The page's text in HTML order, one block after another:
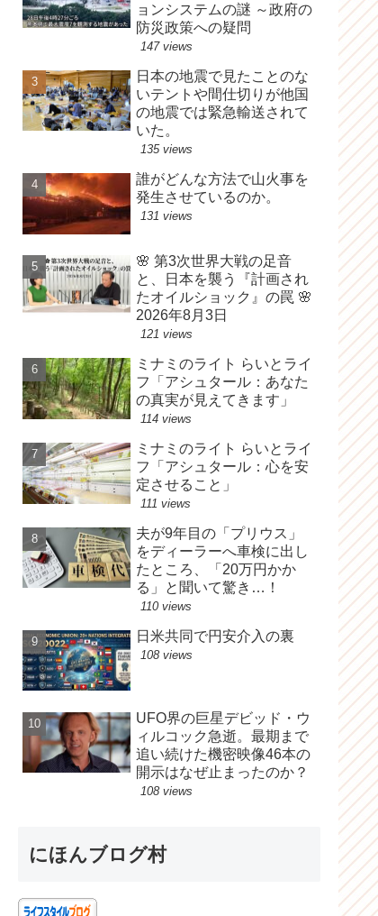
ョンシステムの謎 ～政府の
防災政策への疑問
147 views
日本の地震で見たことのな
いテントや間仕切りが他国
の地震では緊急輸送されて
いた。
135 views
誰がどんな方法で山火事を
発生させているのか。
131 views
🌸 第3次世界大戦の足音
と、日本を襲う『計画され
たオイルショック』の罠 🌸
2026年8月3日
121 views
ミナミのライト らいとライ
フ「アシュタール：あなた
の真実が見えてきます」
114 views
ミナミのライト らいとライ
フ「アシュタール：心を安
定させること」
111 views
夫が9年目の「プリウス」
をディーラーへ車検に出し
たところ、「20万円かか
る」と聞いて驚き…！
110 views
日米共同で円安介入の裏
108 views
UFO界の巨星デビッド・ウ
ィルコック急逝。最期まで
追い続けた機密映像46本の
開示はなぜ止まったのか？
108 views
にほんブログ村